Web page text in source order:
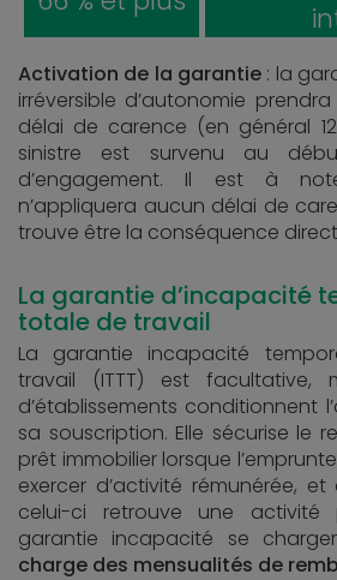
Activation de la garantie : la
irréversible d’autonomie
délai de carence (en général
sinistre est survenu au
d’engagement. Il est à
n’appliquera aucun délai de
trouve être la conséquence
La garantie d’incapacité
totale de travail
La garantie incapacité
travail (ITTT) est facultative,
d’établissements conditionnent
sa souscription. Elle sécurise le
prêt immobilier lorsque
exercer d’activité rémunérée,
celui-ci retrouve une activité
garantie incapacité se
charge des mensualités de